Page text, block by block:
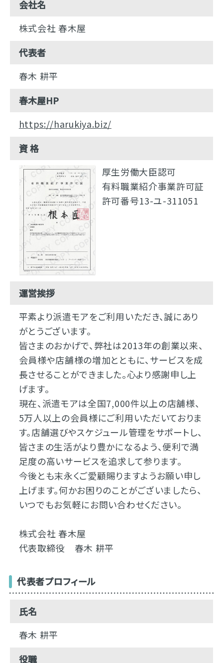
会社名
株式会社 春木屋
代表者
春木 耕平
春木屋HP
https://harukiya.biz/
資 格
厚生労働大臣認可
有料職業紹介事業許可証
許可番号13-ユ-311051
運営挨拶
平素より派遣モアをご利用いただき、誠にあり
がとうございます。
皆さまのおかげで、弊社は2013年の創業以来、
会員様や店舗様の増加とともに、サービスを成
長させることができました。心より感謝申し上
げます。
現在、派遣モアは全国7,000件以上の店舗様、
5万人以上の会員様にご利用いただいておりま
す。店舗選びやスケジュール管理をサポートし、
皆さまの生活がより豊かになるよう、便利で満
足度の高いサービスを追求して参ります。
今後とも末永くご愛顧賜りますようお願い申し
上げます。何かお困りのことがございましたら、
いつでもお気軽にお問い合わせください。
株式会社 春木屋
代表取締役 春木 耕平
代表者プロフィール
氏名
春木 耕平
役職